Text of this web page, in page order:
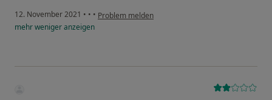
12. November 2021 • • • Problem melden
mehrwenigeranzeigen